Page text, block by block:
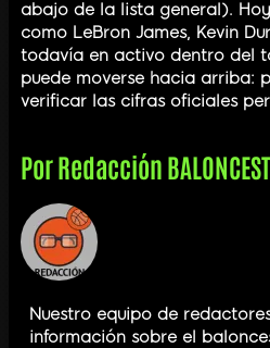
abajo de la lista general).
como LeBron James, Kevin
todavía en activo dentro del
puede moverse hacia arriba:
verificar las cifras oficiales
PorRedacción
Nuestro equipo de
información sobre el